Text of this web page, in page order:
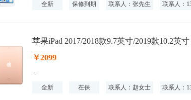
全新 保修到期 联系人：张先生 联系人：
苹果iPad 2017/2018款9.7英寸/2019款10.2英
￥2099
...
全新 在保 联系人：赵女士 联系人：